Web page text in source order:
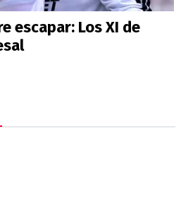
escapar: Los XI de